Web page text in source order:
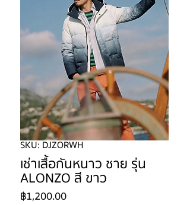
SKU: DJZORWH
เช่าเสื้อกันหนาว ชาย รุ่น
ALONZO สี ขาว
฿1,200.00ราคา